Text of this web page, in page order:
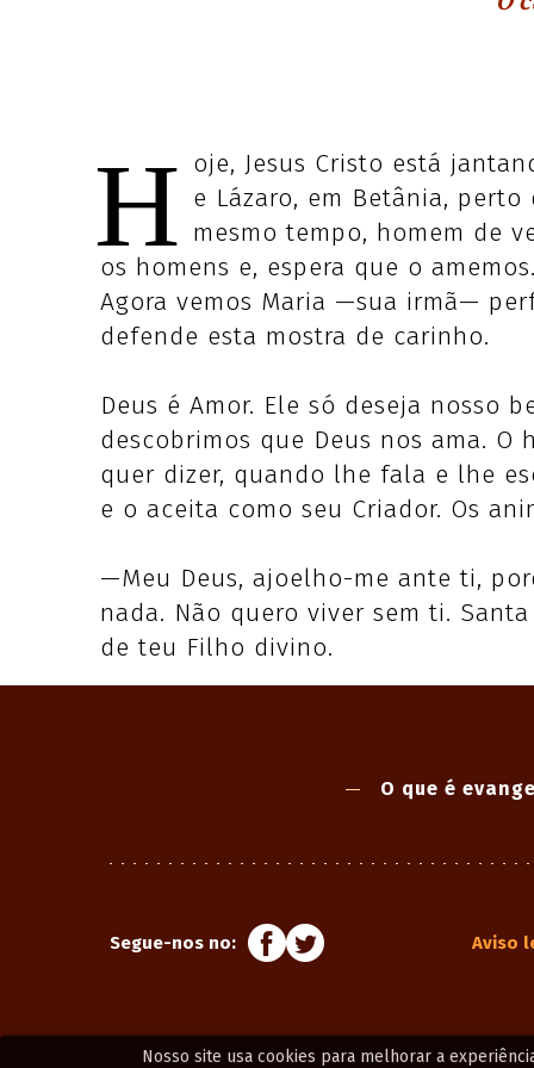
Nosso site usa cookies para melhorar a
H oje, Jesus Cristo está
e Lázaro, em Betânia, perto
mesmo tempo, homem de
os homens e, espera que o
Agora vemos Maria —sua irmã—
defende esta mostra de carinho.
Deus é Amor. Ele só deseja nosso
descobrimos que Deus nos ama.
quer dizer, quando lhe fala e lhe
e o aceita como seu Criador. Os
—Meu Deus, ajoelho-me ante ti,
nada. Não quero viver sem ti.
de teu Filho divino.
O que é
Segue-nos no: Aviso